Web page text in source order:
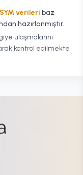
verileri baz
hazırlanmıştır.
ulaşmalarını
kontrol edilmekte